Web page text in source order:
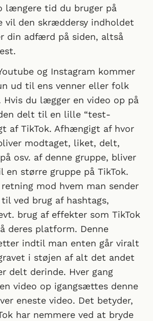
længere tid du bruger på
vil den skræddersy indholdet
din adfærd på siden, altså
og Instagram kommer
ud til ens venner eller folk
Hvis du lægger en video op på
delt til en lille “test-
af TikTok. Afhængigt af hvor
modtaget, liket, delt,
osv. af denne gruppe, bliver
en større gruppe på TikTok.
mod hvem man sender
ved brug af hashtags,
brug af effekter som TikTok
deres platform. Denne
indtil man enten går viralt
i støjen af alt det andet
delt derinde. Hver gang
video op igangsættes denne
eneste video. Det betyder,
har nemmere ved at bryde